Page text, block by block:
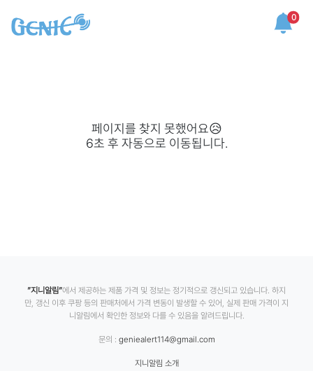
0
페이지를 찾지 못했어요😥
6초 후 자동으로 이동됩니다.
”지니알림”에서 제공하는 제품 가격 및 정보는 정기적으로 갱신되고 있습니다. 하지
만, 갱신 이후 쿠팡 등의 판매처에서 가격 변동이 발생할 수 있어, 실제 판매 가격이 지
니알림에서 확인한 정보와 다를 수 있음을 알려드립니다.
문의 : geniealert114@gmail.com
지니알림 소개